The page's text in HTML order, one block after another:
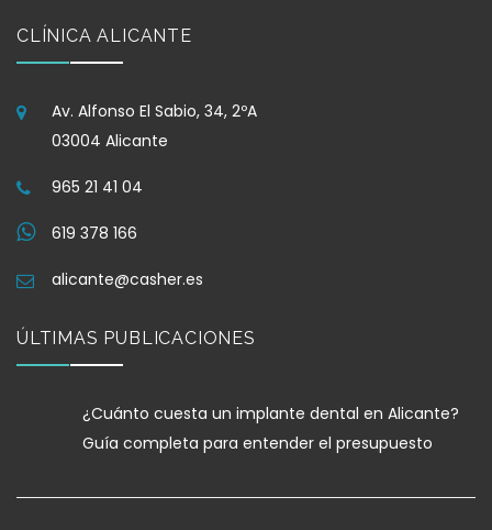
CLÍNICA ALICANTE
Av. Alfonso El Sabio, 34, 2ºA
03004 Alicante
965 21 41 04
619 378 166
alicante@casher.es
ÚLTIMAS PUBLICACIONES
¿Cuánto cuesta un implante dental en Alicante?
Guía completa para entender el presupuesto